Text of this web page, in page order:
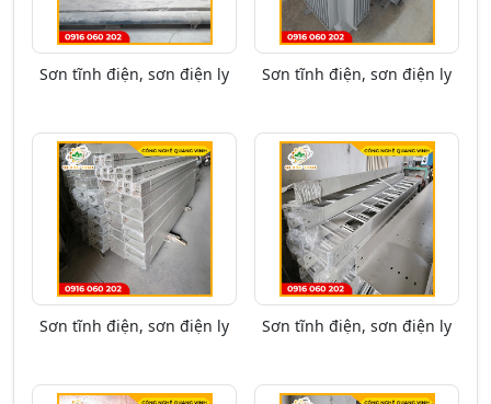
Sơn tĩnh điện, sơn điện ly Sơn tĩnh điện, sơn điện ly
Sơn tĩnh điện, sơn điện ly Sơn tĩnh điện, sơn điện ly